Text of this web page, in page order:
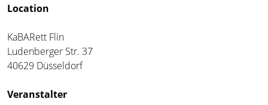
Location
KaBARett Flin
Ludenberger Str. 37
40629 Düsseldorf
Veranstalter